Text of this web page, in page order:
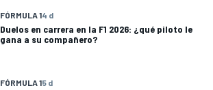
FÓRMULA 14 d
Duelos en carrera en la F1 2026: ¿qué piloto le
gana a su compañero?
FÓRMULA 15 d